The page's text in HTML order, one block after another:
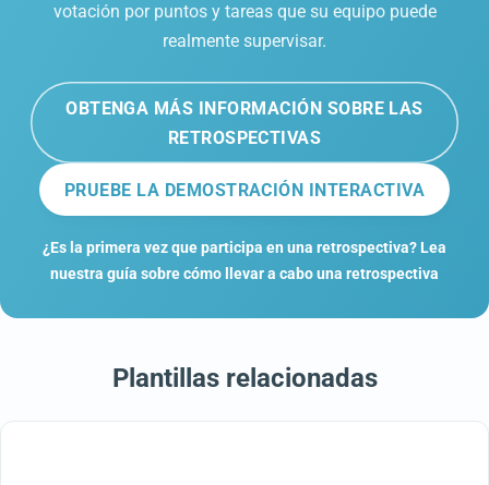
votación por puntos y tareas que su equipo puede
realmente supervisar.
OBTENGA MÁS INFORMACIÓN SOBRE LAS
RETROSPECTIVAS
PRUEBE LA DEMOSTRACIÓN INTERACTIVA
¿Es la primera vez que participa en una retrospectiva? Lea
nuestra guía sobre cómo llevar a cabo una retrospectiva
Plantillas relacionadas